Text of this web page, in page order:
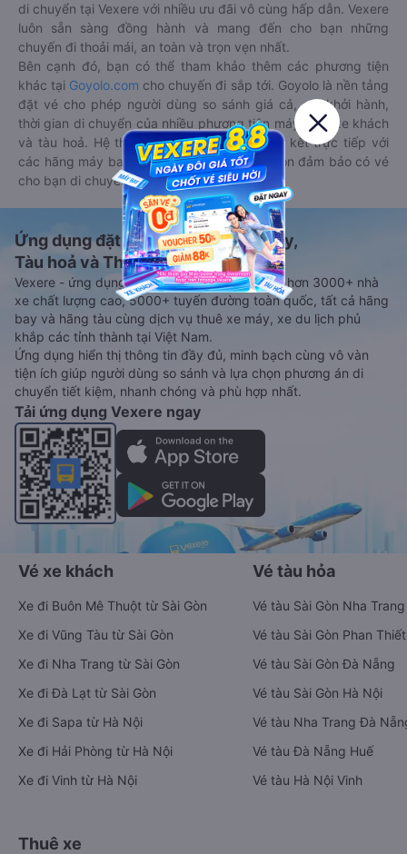
di chuyển tại Vexere với nhiều ưu đãi vô cùng hấp dẫn. Vexere
luôn sẵn sàng đồng hành và mang đến cho bạn những
chuyến đi thoải mái, an toàn và trọn vẹn nhất.
Bên cạnh đó, bạn có thể tham khảo thêm các phương tiện
khác tại Goyolo.com cho chuyến đi sắp tới. Goyolo là nền tảng
đặt vé cho phép người dùng so sánh giá cả, giờ khởi hành,
thời gian di chuyển của nhiều phương tiện máy bay, xe khách
và tàu hoả. Hệ thống của Goyolo được liên kết trực tiếp với
các hãng máy bay, xe khách và tàu hoả, luôn đảm bảo có vé
cho bạn di chuyển.
Ứng dụng đặt vé Xe khách, Máy bay,
Tàu hoả và Thuê xe
Vexere - ứng dụng đặt vé đa phương tiện với hơn 3000+ nhà
xe chất lượng cao, 5000+ tuyến đường toàn quốc, tất cả hãng
bay và hãng tàu cùng dịch vụ thuê xe máy, xe du lịch phủ
khắp các tỉnh thành tại Việt Nam.
Ứng dụng hiển thị thông tin đầy đủ, minh bạch cùng vô vàn
tiện ích giúp người dùng so sánh và lựa chọn phương án di
chuyển tiết kiệm, nhanh chóng và phù hợp nhất.
Tải ứng dụng Vexere ngay
Vé xe khách
Xe đi Buôn Mê Thuột từ Sài Gòn
Xe đi Vũng Tàu từ Sài Gòn
Xe đi Nha Trang từ Sài Gòn
Xe đi Đà Lạt từ Sài Gòn
Xe đi Sapa từ Hà Nội
Xe đi Hải Phòng từ Hà Nội
Xe đi Vinh từ Hà Nội
Vé tàu hỏa
Vé tàu Sài Gòn Nha Trang
Vé tàu Sài Gòn Phan Thiết
Vé tàu Sài Gòn Đà Nẵng
Vé tàu Sài Gòn Hà Nội
Vé tàu Nha Trang Đà
Vé tàu Đà Nẵng Huế
Vé tàu Hà Nội Vinh
Thuê xe